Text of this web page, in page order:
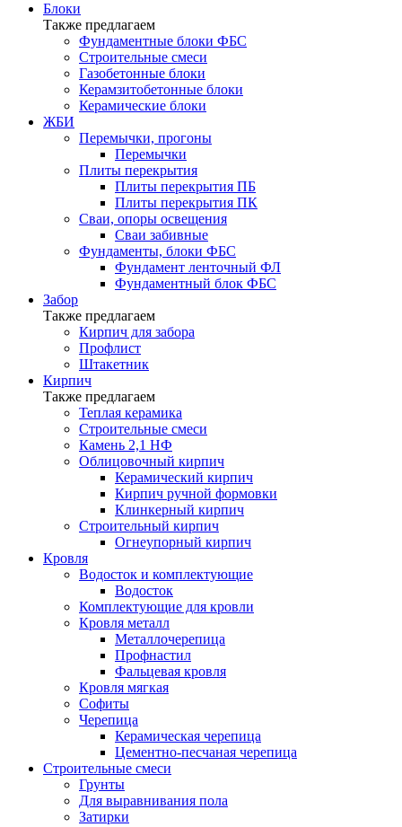
Блоки
Также предлагаем
Фундаментные блоки ФБС
Строительные смеси
Газобетонные блоки
Керамзитобетонные блоки
Керамические блоки
ЖБИ
Перемычки, прогоны
Перемычки
Плиты перекрытия
Плиты перекрытия ПБ
Плиты перекрытия ПК
Сваи, опоры освещения
Сваи забивные
Фундаменты, блоки ФБС
Фундамент ленточный ФЛ
Фундаментный блок ФБС
Забор
Также предлагаем
Кирпич для забора
Профлист
Штакетник
Кирпич
Также предлагаем
Теплая керамика
Строительные смеси
Камень 2,1 НФ
Облицовочный кирпич
Керамический кирпич
Кирпич ручной формовки
Клинкерный кирпич
Строительный кирпич
Огнеупорный кирпич
Кровля
Водосток и комплектующие
Водосток
Комплектующие для кровли
Кровля металл
Металлочерепица
Профнастил
Фальцевая кровля
Кровля мягкая
Софиты
Черепица
Керамическая черепица
Цементно-песчаная черепица
Строительные смеси
Грунты
Для выравнивания пола
Затирки